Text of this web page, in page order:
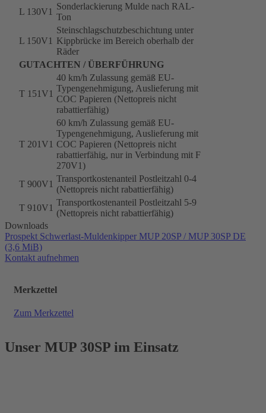
L 130V1
Sonderlackierung Mulde nach RAL-
Ton
L 150V1
Steinschlagschutzbeschichtung unter
Kippbrücke im Bereich oberhalb der
Räder
GUTACHTEN / ÜBERFÜHRUNG
T 151V1
40 km/h Zulassung gemäß EU-
Typengenehmigung, Auslieferung mit
COC Papieren (Nettopreis nicht
rabattierfähig)
T 201V1
60 km/h Zulassung gemäß EU-
Typengenehmigung, Auslieferung mit
COC Papieren (Nettopreis nicht
rabattierfähig, nur in Verbindung mit F
270V1)
T 900V1
Transportkostenanteil Postleitzahl 0-4
(Nettopreis nicht rabattierfähig)
T 910V1
Transportkostenanteil Postleitzahl 5-9
(Nettopreis nicht rabattierfähig)
Downloads
Prospekt Schwerlast-Muldenkipper MUP 20SP / MUP 30SP DE
(3,6 MiB)
Kontakt aufnehmen
Merkzettel
Zum Merkzettel
Unser MUP 30SP im Einsatz